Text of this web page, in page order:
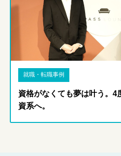
就職・転職事例
資格がなくても夢は叶う。4
資系へ。